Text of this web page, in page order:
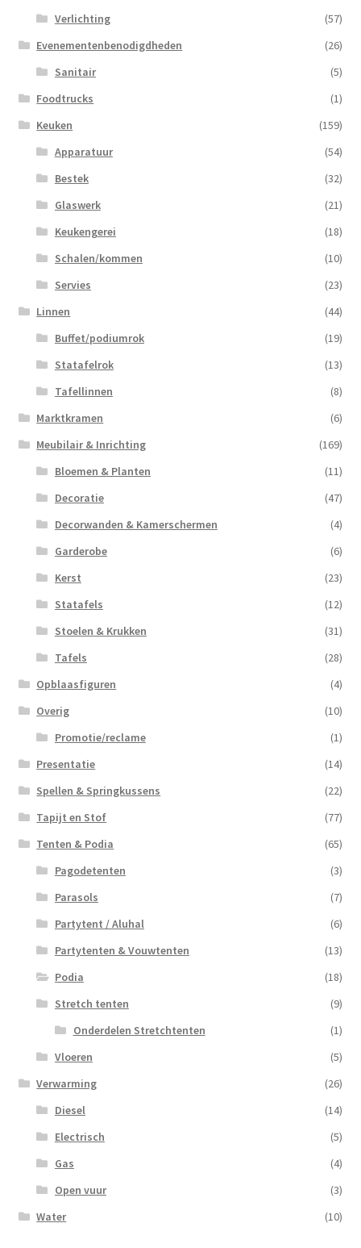
Verlichting
(57)
Evenementenbenodigdheden
(26)
Sanitair
(5)
Foodtrucks
(1)
Keuken
(159)
Apparatuur
(54)
Bestek
(32)
Glaswerk
(21)
Keukengerei
(18)
Schalen/kommen
(10)
Servies
(23)
Linnen
(44)
Buffet/podiumrok
(19)
Statafelrok
(13)
Tafellinnen
(8)
Marktkramen
(6)
Meubilair & Inrichting
(169)
Bloemen & Planten
(11)
Decoratie
(47)
Decorwanden & Kamerschermen
(4)
Garderobe
(6)
Kerst
(23)
Statafels
(12)
Stoelen & Krukken
(31)
Tafels
(28)
Opblaasfiguren
(4)
Overig
(10)
Promotie/reclame
(1)
Presentatie
(14)
Spellen & Springkussens
(22)
Tapijt en Stof
(77)
Tenten & Podia
(65)
Pagodetenten
(3)
Parasols
(7)
Partytent / Aluhal
(6)
Partytenten & Vouwtenten
(13)
Podia
(18)
Stretch tenten
(9)
Onderdelen Stretchtenten
(1)
Vloeren
(5)
Verwarming
(26)
Diesel
(14)
Electrisch
(5)
Gas
(4)
Open vuur
(3)
Water
(10)